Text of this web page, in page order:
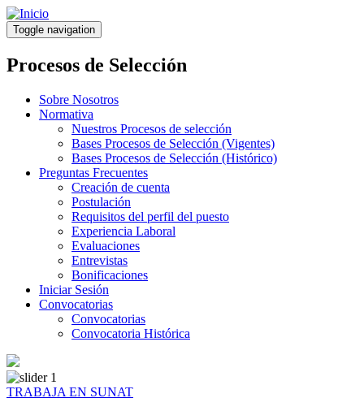
Pasar
al
contenido
principal
Toggle navigation
Procesos de Selección
Sobre Nosotros
Normativa
Nuestros Procesos de selección
Bases Procesos de Selección (Vigentes)
Bases Procesos de Selección (Histórico)
Preguntas Frecuentes
Creación de cuenta
Postulación
Requisitos del perfil del puesto
Experiencia Laboral
Evaluaciones
Entrevistas
Bonificaciones
Iniciar Sesión
Convocatorias
Convocatorias
Convocatoria Histórica
TRABAJA EN SUNAT